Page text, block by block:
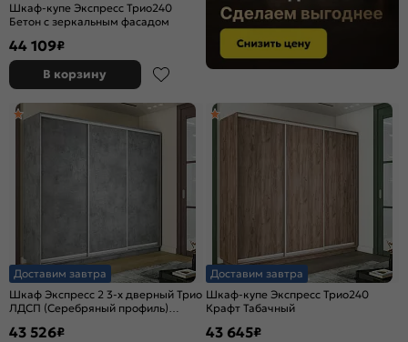
Шкаф-купе Экспресс Трио240
Бетон с зеркальным фасадом
44 109₽
В корзину
Доставим завтра
Шкаф Экспресс 2 3-х дверный Трио
ЛДСП (Серебряный профиль)
43 526₽
Доставим завтра
Шкаф-купе Экспресс Трио240
Крафт Табачный
43 645₽